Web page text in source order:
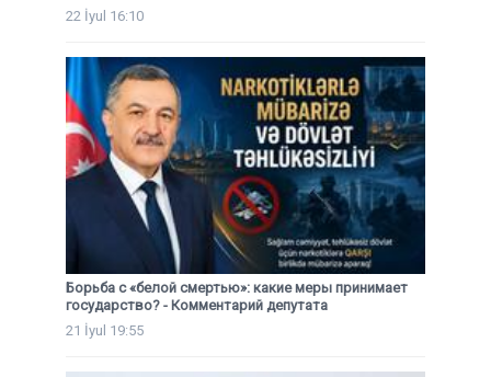
22 İyul 16:10
Борьба с «белой смертью»: какие меры принимает
государство? - Комментарий депутата
21 İyul 19:55